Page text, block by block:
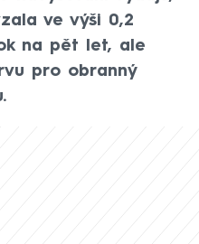
ve výši 0,2
na pět let, ale
pro obranný